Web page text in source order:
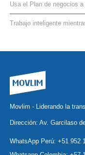
Usa el Plan de negocios
Trabajo inteligente
Movlim - Liderando la
Dirección: Av. Garcilaso
WhatsApp Perú: +51 952